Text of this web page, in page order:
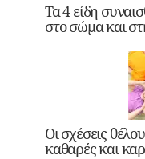
Τα 4 είδη
στο σώμα και
Οι σχέσεις
καθαρές και